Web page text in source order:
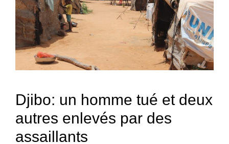
Djibo: un homme tué et deux
autres enlevés par des
assaillants